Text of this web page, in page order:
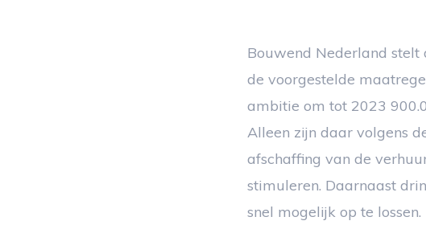
Bouwend Nederland
de voorgestelde
ambitie om tot 2023
Alleen zijn daar volgens
afschaffing van de
stimuleren. Daarnaast
snel mogelijk op te lossen.